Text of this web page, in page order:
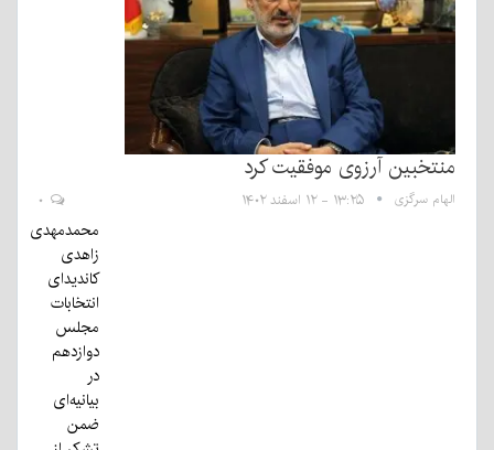
منتخبین آرزوی موفقیت کرد
الهام سرگزی ۱۳:۲۵ - ۱۲ اسفند ۱۴۰۲
محمدمهدی
زاهدی
کاندیدای
انتخابات
مجلس
دوازدهم
در
بیانیه‌ای
ضمن